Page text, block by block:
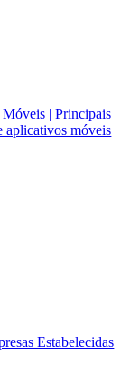
| Principais
aplicativos móveis
Estabelecidas